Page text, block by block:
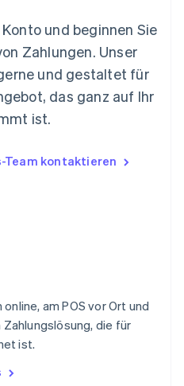
und beginnen Sie
Zahlungen. Unser
und gestaltet für
das ganz auf Ihr
ist.
Team kontaktieren
am POS vor Ort und
die für
ist.